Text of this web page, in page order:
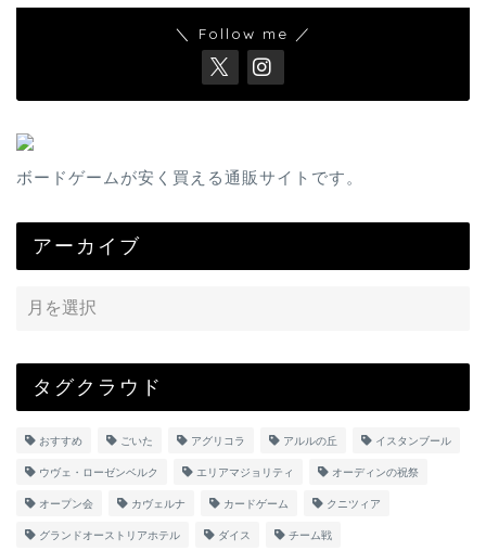
＼ Follow me ／
ボードゲームが安く買える通販サイトです。
アーカイブ
タグクラウド
おすすめ ごいた アグリコラ アルルの丘 イスタンブール
ウヴェ・ローゼンベルク エリアマジョリティ オーディンの祝祭
オープン会 カヴェルナ カードゲーム クニツィア
グランドオーストリアホテル ダイス チーム戦